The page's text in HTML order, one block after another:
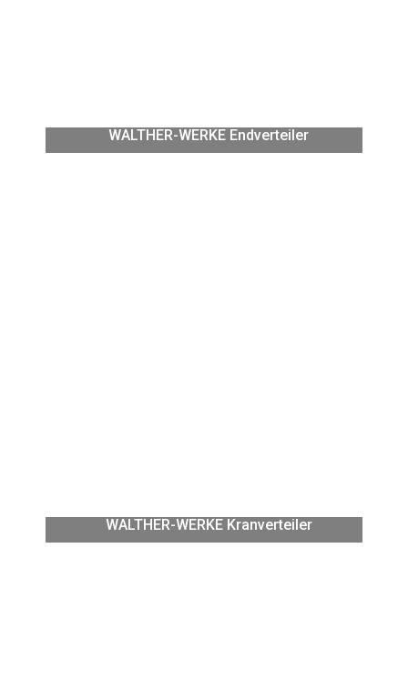
WALTHER-WERKE Endverteiler
WALTHER-WERKE Kranverteiler